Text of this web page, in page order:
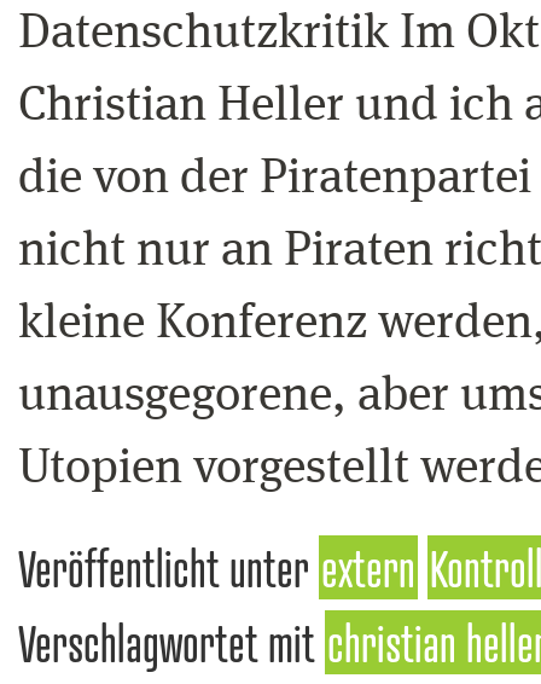
Datenschutzkritik Im
Christian Heller und ich
die von der
nicht nur an Piraten
kleine Konferenz
unausgegorene, aber
Utopien vorgestellt
Veröffentlicht unter extern
Verschlagwortet mit christian